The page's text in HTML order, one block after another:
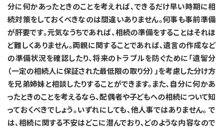
分に何かあったときのことを考えれば、できるだけ早い時期に相
続対策をしておくべきなのは間違いありません。何事も事前準備
が肝要です。元気なうちであれば、相続の準備をすることはそれほ
ど難しくありません。両親に関することであれば、遺言の作成など
の準備状況を確認したり、将来のトラブルを防ぐために「遺留分
（一定の相続人に保証された最低限の取り分）」を考慮した分け方
を兄弟姉妹と相談したりすることができます。また、自分に何かあ
ったときのことを考えるなら、配偶者や子どもへの相続について知
っておくべきでしょう。いずれにしても、他人事ではありません。 で
は、相続に関する不安はどこに潜んでおり、どのような内容なので